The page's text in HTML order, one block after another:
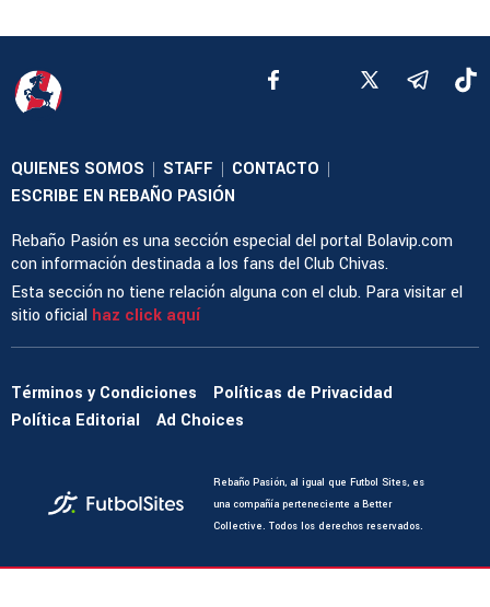
QUIENES SOMOS | STAFF | CONTACTO |
ESCRIBE EN REBAÑO PASIÓN
Rebaño Pasión es una sección especial del portal Bolavip.com
con información destinada a los fans del Club Chivas.
Esta sección no tiene relación alguna con el club. Para visitar el
sitio oficial haz click aquí
Términos y Condiciones
Políticas de Privacidad
Política Editorial
Ad Choices
Rebaño Pasión, al igual que Futbol Sites, es
una compañía perteneciente a Better
Collective. Todos los derechos reservados.